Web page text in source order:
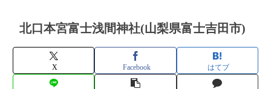
北口本宮富士浅間神社(山梨県富士吉田市)
X Facebook はてブ